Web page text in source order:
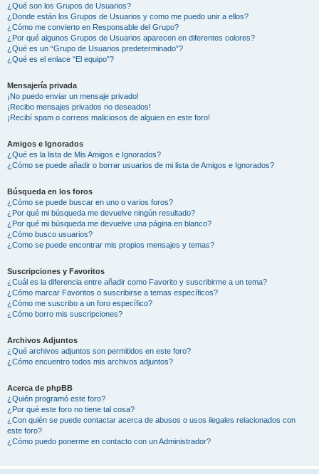
¿Qué son los Grupos de Usuarios?
¿Donde están los Grupos de Usuarios y como me puedo unir a ellos?
¿Cómo me convierto en Responsable del Grupo?
¿Por qué algunos Grupos de Usuarios aparecen en diferentes colores?
¿Qué es un “Grupo de Usuarios predeterminado”?
¿Qué es el enlace “El equipo”?
Mensajería privada
¡No puedo enviar un mensaje privado!
¡Recibo mensajes privados no deseados!
¡Recibí spam o correos maliciosos de alguien en este foro!
Amigos e Ignorados
¿Qué es la lista de Mis Amigos e Ignorados?
¿Cómo se puede añadir o borrar usuarios de mi lista de Amigos e Ignorados?
Búsqueda en los foros
¿Cómo se puede buscar en uno o varios foros?
¿Por qué mi búsqueda me devuelve ningún resultado?
¿Por qué mi búsqueda me devuelve una página en blanco?
¿Cómo busco usuarios?
¿Como se puede encontrar mis propios mensajes y temas?
Suscripciones y Favoritos
¿Cuál es la diferencia entre añadir como Favorito y suscribirme a un tema?
¿Cómo marcar Favoritos o suscribirse a temas específicos?
¿Cómo me suscribo a un foro específico?
¿Cómo borro mis suscripciones?
Archivos Adjuntos
¿Qué archivos adjuntos son permitidos en este foro?
¿Cómo encuentro todos mis archivos adjuntos?
Acerca de phpBB
¿Quién programó este foro?
¿Por qué este foro no tiene tal cosa?
¿Con quién se puede contactar acerca de abusos o usos ilegales relacionados con
este foro?
¿Cómo puedo ponerme en contacto con un Administrador?